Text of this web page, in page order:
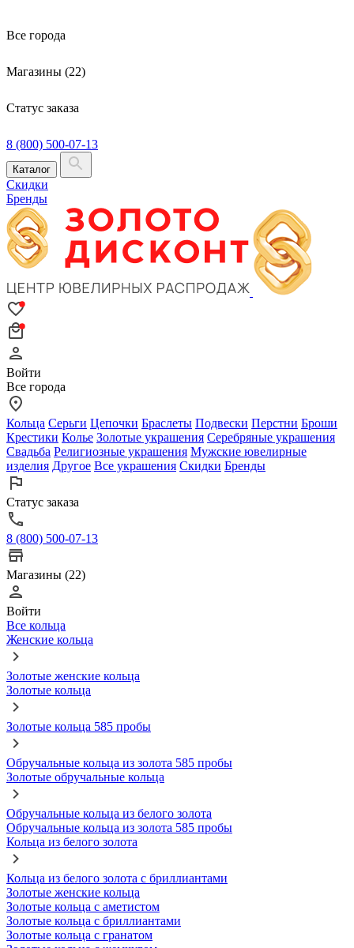
Все города
Магазины (22)
Статус заказа
8 (800) 500-07-13
Каталог
Скидки
Бренды
Войти
Все города
Кольца Серьги Цепочки Браслеты Подвески Перстни Броши
Крестики Колье Золотые украшения Серебряные украшения
Свадьба Религиозные украшения Мужские ювелирные
изделия Другое Все украшения Скидки Бренды
Статус заказа
8 (800) 500-07-13
Магазины (22)
Войти
Все кольца
Женские кольца
Золотые женские кольца
Золотые кольца
Золотые кольца 585 пробы
Обручальные кольца из золота 585 пробы
Золотые обручальные кольца
Обручальные кольца из белого золота
Обручальные кольца из золота 585 пробы
Кольца из белого золота
Кольца из белого золота с бриллиантами
Золотые женские кольца
Золотые кольца с аметистом
Золотые кольца с бриллиантами
Золотые кольца с гранатом